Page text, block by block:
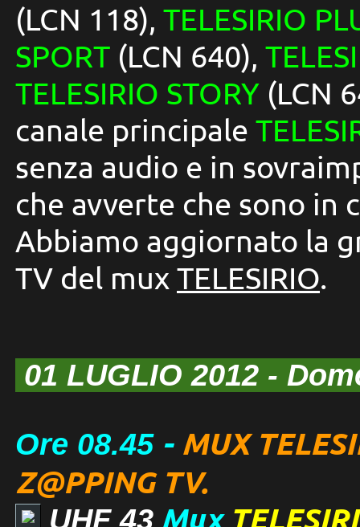
(LCN 118), TELESIRIO
SPORT (LCN 640),
TELESIRIO STORY (LCN
canale principale
senza audio e in
che avverte che sono in
Abbiamo aggiornato la
TV del mux TELESIRIO.
01 LUGLIO 2012 -
Ore 08.45 - MUX
Z@PPING TV.
UHF 43 Mux